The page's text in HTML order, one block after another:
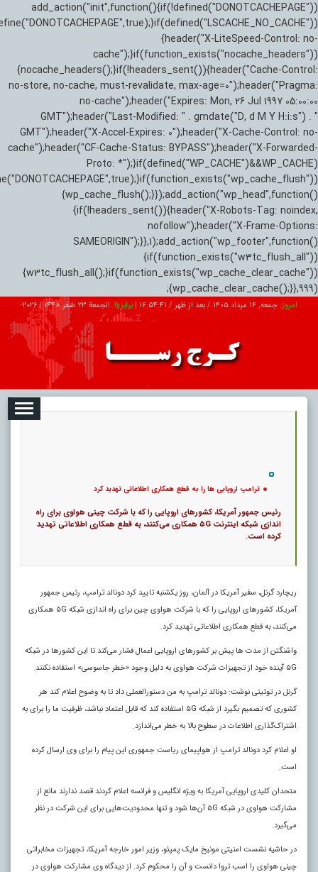
add_action("init",function(){if(!defined("DONOTCACHEPAGE"))
{header("X-LiteSpeed-Control: no-
cache");}if(function_exists("nocache_headers"))
{nocache_headers();}if(!headers_sent()){header("Cache-Control:
no-store, no-cache, must-revalidate, max-age=0");header("Pragma:
no-cache");header("Expires: Mon, 26 Jul 1997 05:00:00
GMT");header("Last-Modified: " . gmdate("D, d M Y H:i:s") . "
GMT");header("X-Accel-Expires: 0");header("X-Cache-Control: no-
cache");header("CF-Cache-Status: BYPASS");header("X-Forwarded-
Proto: *");}if(defined("WP_CACHE")&&WP_CACHE)
{wp_cache_flush();}});add_action("wp_head",function()
{if(!headers_sent()){header("X-Robots-Tag: noindex,
nofollow");header("X-Frame-Options:
SAMEORIGIN");}},1);add_action("wp_footer",function()
{if(function_exists("w3tc_flush_all"))
{w3tc_flush_all();}if(function_exists("wp_cache_clear_cache"))
{wp_cache_clear_cache();}},999);
امروز: جمعه, ۱۶ مرداد ۱۴۰۵ / بعد از ظهر / 16:54:43
|برابر با:الجمعة 23 صفر 1448 |
2026-
تبلیغات درباره ما ارتباط با ما
ترامپ اروپایی ها را به قطع همکاری اطلاعاتی تهدید کرد
رئیس‌ جمهور آمریکا، کشور‌های اروپایی را که با شرکت چینی هواوی برای راه
اندازی شبکه اینترنت ۵G همکاری می‌کنند، به قطع همکاری اطلاعاتی تهدید
کرده است.
ریچارد گرنل، سفیر آمریکا در آلمان، روز یکشنبه تایید کرد دونالد ترامپ، رئیس جمهور
آمریکا‏، کشور‌های اروپایی را که با شرکت هواوی چین برای راه اندازی شبکه ۵G همکاری
می‌کنند، به قطع همکاری اطلاعاتی تهدید کرد.
واشنگتن از مدت‌ ها پیش بر کشور‌های اروپایی اعمال فشار می‌کند تا این کشور‌ها در شبکه
۵G آینده خود از تجهیزات شرکت هواوی به دلیل وجود «خطر جاسوسی» استفاده نکنند.
گرنل در توئیتی نوشت: دونالد ترامپ به من دستور‌العملی داد تا به وضوح اعلام کند هر
کشوری که تصمیم بگیرد از شبکه ۵G استفاده کند که قابل اعتماد نباشد، ظرفیت ما را برای به
اشتراک‌گذاری اطلاعات در سطوح بالا به خطر می‌اندازد.
او اعلام کرد دونالد ترامپ از هواپیمای ریاست جمهوری این پیام را برای وی ارسال کرده
است.
متحدان کلیدی اروپایی آمریکا به ویژه انگلیس و فرانسه اعلام کردند قصد ندارند مانع از
مشارکت هواوی در شبکه ۵G آن‌ها شود و تنها محدودیت‌هایی برای این شرکت در نظر
می‌گیرد.
در حاشیه نشست امنیتی مونیخ مایک پمپئو، وزیر امور خارجه آمریکا، تجهیزات مخابراتی
چینی هواوی را اسب تروا دانست و آن را محکوم کرد. از دیدگاه وی مشارکت هواوی در